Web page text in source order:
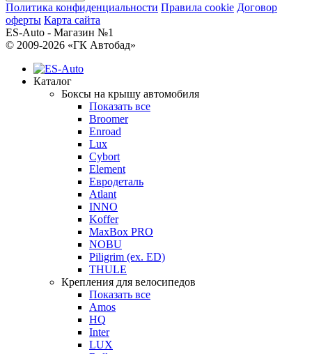
Политика конфиденциальности Правила cookie Договор
оферты Карта сайта
ES-Auto - Магазин №1
© 2009-2026 «ГК Автобад»
Каталог
Боксы на крышу автомобиля
Показать все
Broomer
Enroad
Lux
Cybort
Element
Евродеталь
Atlant
INNO
Koffer
MaxBox PRO
NOBU
Piligrim (ex. ED)
THULE
Крепления для велосипедов
Показать все
Amos
HQ
Inter
LUX